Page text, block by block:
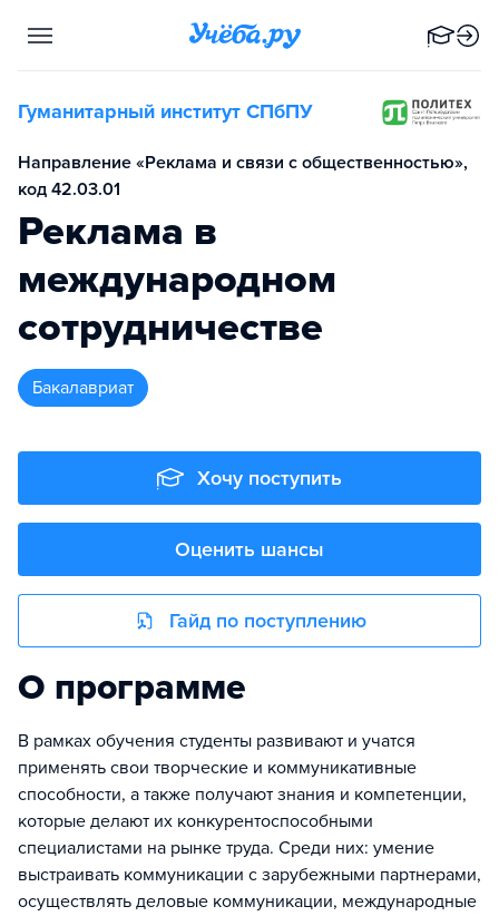
Гуманитарный институт СПбПУ
Направление «Реклама и связи с общественностью»,
код 42.03.01
Реклама в
международном
сотрудничестве
бакалавриат
Хочу поступить
Оценить шансы
Гайд по поступлению
О программе
В рамках обучения студенты развивают и учатся
применять свои творческие и коммуникативные
способности, а также получают знания и компетенции,
которые делают их конкурентоспособными
специалистами на рынке труда. Среди них: умение
выстраивать коммуникации с зарубежными партнерами,
осуществлять деловые коммуникации, международные